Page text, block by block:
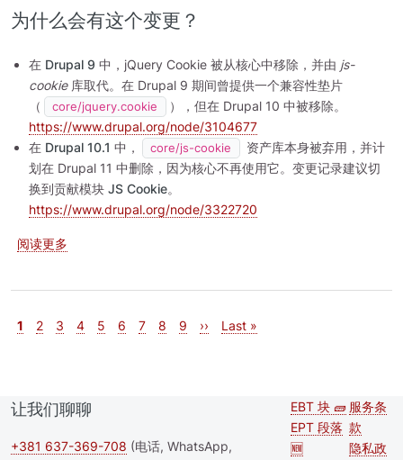
为什么会有这个变更？
在 Drupal 9 中，jQuery Cookie 被从核心中移除，并由 js-
cookie库取代。在 Drupal 9 期间曾提供一个兼容性垫片
（
core/jquery.cookie
），但在 Drupal 10 中被移除。
https://www.drupal.org/node/3104677
在 Drupal 10.1 中， core/js-cookie
资产库本身被弃用，并计
划在 Drupal 11 中删除，因为核心不再使用它。变更记录建议切
换到贡献模块 JS Cookie。
https://www.drupal.org/node/3322720
阅读更多
分页
当前页
1 页面
2 页面
3 页面
4 页面
5 页面
6 页面
7 页面
8 页面
9 下一页
›› 末页
Last »
让我们聊聊
+381 637-369-708 (电话, WhatsApp,
Second
footer
EBT 块 🧱
EPT 段落
🆕
服务条
款
隐私政